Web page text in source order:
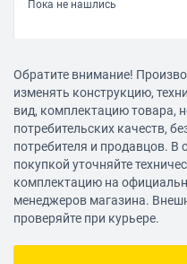
Пока не нашлись
27.01.2018, 17:28
Достоинства:
Компактный,быстрый старт,
Недостатки:
Не обнаружил
Обратите внимание!
изменять конструкцию,
вид, комплектацию товара,
потребительских качеств,
потребителя и продавцов. В
покупкой уточняйте
комплектацию на
менеджеров магазина.
проверяйте при курьере.